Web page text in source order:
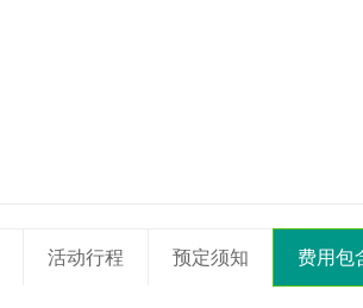
活动行程 预定须知 费用包